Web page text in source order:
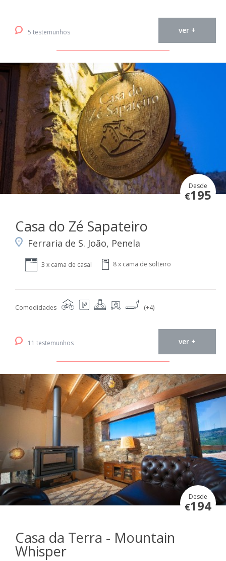
5 testemunhos ver +
Desde
€195
Casa do Zé Sapateiro
Ferraria de S. João, Penela
3 x cama de casal 8 x cama de solteiro
Comodidades (+4)
11 testemunhos ver +
Desde
€194
Casa da Terra - Mountain
Whisper